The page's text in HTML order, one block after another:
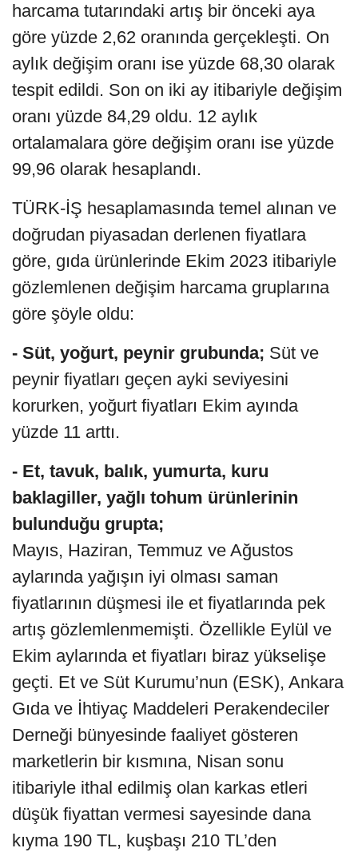
harcama tutarındaki artış bir önceki aya
göre yüzde 2,62 oranında gerçekleşti. On
aylık değişim oranı ise yüzde 68,30 olarak
tespit edildi. Son on iki ay itibariyle değişim
oranı yüzde 84,29 oldu. 12 aylık
ortalamalara göre değişim oranı ise yüzde
99,96 olarak hesaplandı.
TÜRK-İŞ hesaplamasında temel alınan ve
doğrudan piyasadan derlenen fiyatlara
göre, gıda ürünlerinde Ekim 2023 itibariyle
gözlemlenen değişim harcama gruplarına
göre şöyle oldu:
- Süt, yoğurt, peynir grubunda; Süt ve
peynir fiyatları geçen ayki seviyesini
korurken, yoğurt fiyatları Ekim ayında
yüzde 11 arttı.
- Et, tavuk, balık, yumurta, kuru
baklagiller, yağlı tohum ürünlerinin
bulunduğu grupta;
Mayıs, Haziran, Temmuz ve Ağustos
aylarında yağışın iyi olması saman
fiyatlarının düşmesi ile et fiyatlarında pek
artış gözlemlenmemişti. Özellikle Eylül ve
Ekim aylarında et fiyatları biraz yükselişe
geçti. Et ve Süt Kurumu’nun (ESK), Ankara
Gıda ve İhtiyaç Maddeleri Perakendeciler
Derneği bünyesinde faaliyet gösteren
marketlerin bir kısmına, Nisan sonu
itibariyle ithal edilmiş olan karkas etleri
düşük fiyattan vermesi sayesinde dana
kıyma 190 TL, kuşbaşı 210 TL’den